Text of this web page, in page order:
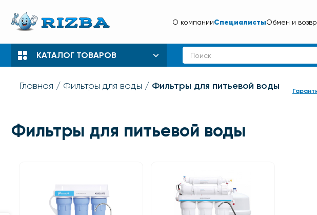
О компанииСпециалистыОбмен и
КАТАЛОГ ТОВАРОВ
Главная Фильтры для воды Фильтры для питьевой воды
Фильтры для питьевой воды